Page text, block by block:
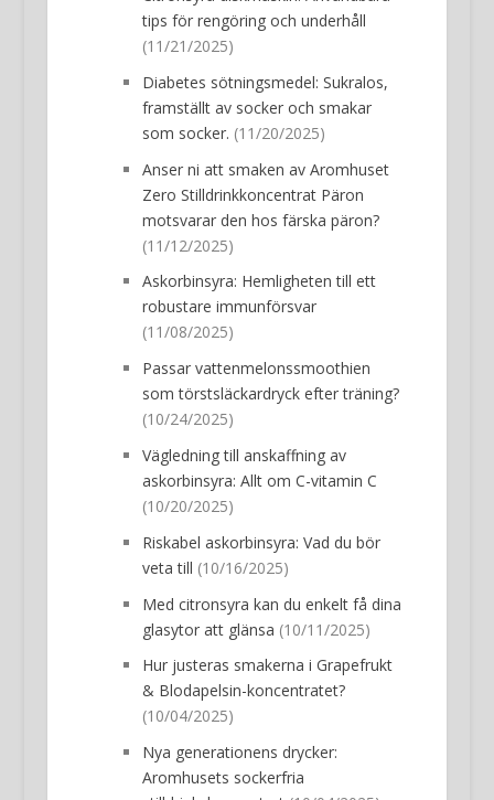
tips för rengöring och underhåll
(11/21/2025)
Diabetes sötningsmedel: Sukralos,
framställt av socker och smakar
som socker. (11/20/2025)
Anser ni att smaken av Aromhuset
Zero Stilldrinkkoncentrat Päron
motsvarar den hos färska päron?
(11/12/2025)
Askorbinsyra: Hemligheten till ett
robustare immunförsvar
(11/08/2025)
Passar vattenmelonssmoothien
som törstsläckardryck efter träning?
(10/24/2025)
Vägledning till anskaffning av
askorbinsyra: Allt om C-vitamin C
(10/20/2025)
Riskabel askorbinsyra: Vad du bör
veta till (10/16/2025)
Med citronsyra kan du enkelt få dina
glasytor att glänsa (10/11/2025)
Hur justeras smakerna i Grapefrukt
& Blodapelsin-koncentratet?
(10/04/2025)
Nya generationens drycker:
Aromhusets sockerfria